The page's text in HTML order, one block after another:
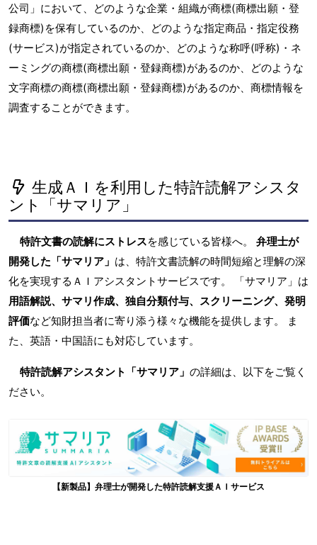
公司」において、どのような企業・組織が商標(商標出願・登
録商標)を保有しているのか、どのような指定商品・指定役務
(サービス)が指定されているのか、どのような称呼(呼称)・ネ
ーミングの商標(商標出願・登録商標)があるのか、どのような
文字商標の商標(商標出願・登録商標)があるのか、商標情報を
調査することができます。
生成ＡＩを利用した特許読解アシスタ
ント「サマリア」
特許文書の読解にストレスを感じている皆様へ。 弁理士が
開発した「サマリア」 は、特許文書読解の時間短縮と理解の深
化を実現するＡＩアシスタントサービスです。 「サマリア」は
用語解説、サマリ作成、独自分類付与、スクリーニング、発明
評価など知財担当者に寄り添う様々な機能を提供します。 ま
た、英語・中国語にも対応しています。
特許読解アシスタント「サマリア」 の詳細は、以下をご覧く
ださい。
【新製品】弁理士が開発した特許読解支援ＡＩサービス